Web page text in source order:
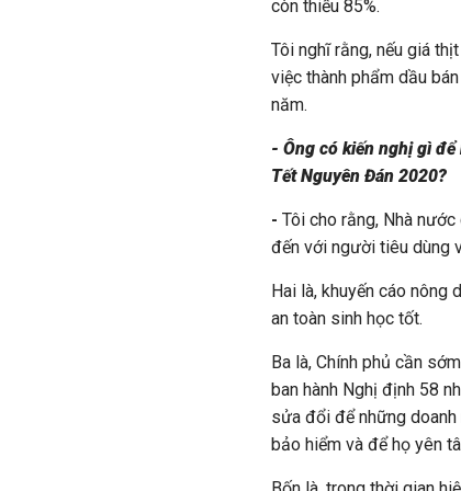
còn thiếu 85%.
Tôi nghĩ rằng, nếu giá
việc thành phẩm dầu
năm.
- Ông có kiến nghị gì
Tết Nguyên Đán 2020?
- Tôi cho rằng, Nhà
đến với người tiêu dùng
Hai là, khuyến cáo nông
an toàn sinh học tốt.
Ba là, Chính phủ cần
ban hành Nghị định 58
sửa đổi để những
bảo hiểm và để họ yên